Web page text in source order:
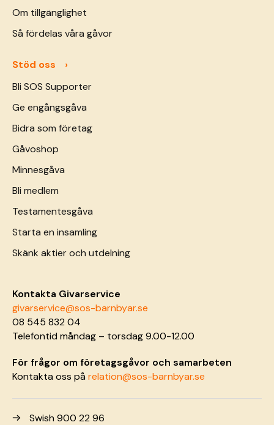
Om tillgänglighet
Så fördelas våra gåvor
Stöd oss
Bli SOS Supporter
Ge engångsgåva
Bidra som företag
Gåvoshop
Minnesgåva
Bli medlem
Testamentesgåva
Starta en insamling
Skänk aktier och utdelning
Kontakta Givarservice
givarservice@sos-barnbyar.se
08 545 832 04
Telefontid måndag – torsdag 9.00-12.00
För frågor om företagsgåvor och samarbeten
Kontakta oss pårelation@sos-barnbyar.se
Swish 900 22 96